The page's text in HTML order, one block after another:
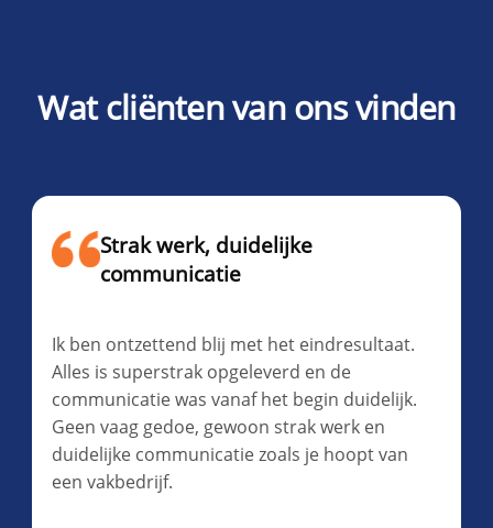
Wat cliënten van ons vinden
Strak werk, duidelijke
communicatie
Ik ben ontzettend blij met het eindresultaat.
Alles is superstrak opgeleverd en de
communicatie was vanaf het begin duidelijk.
Geen vaag gedoe, gewoon strak werk en
duidelijke communicatie zoals je hoopt van
een vakbedrijf.